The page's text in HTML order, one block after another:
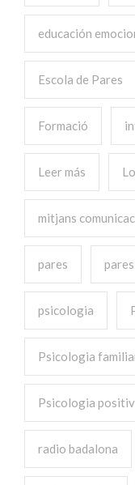
educación
Escola de Pares
Formació
Leer más
mitjans
pares
psicologia
Psicologia
Psicologia
radio badalona